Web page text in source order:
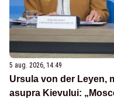
5 aug. 2026, 14:49
Ursula von der Leyen,
asupra Kievului: